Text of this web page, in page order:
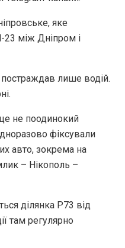
яке
між Дніпром і
лише водій.
не поодинокий
фіксували
авто, зокрема на
– Нікополь –
ділянка Р73 від
там регулярно